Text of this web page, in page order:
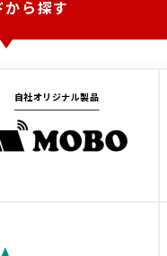
ら探す
自社オリジナル製品